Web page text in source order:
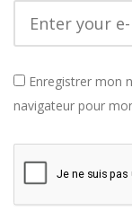
Enregistrer mon
navigateur pour